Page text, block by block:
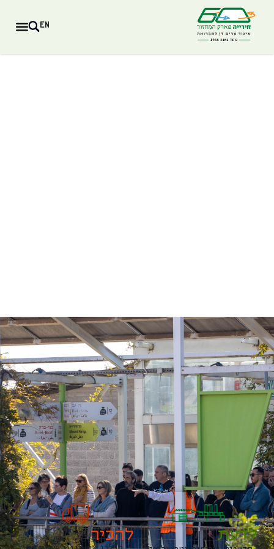
EN
לדעת להכיר